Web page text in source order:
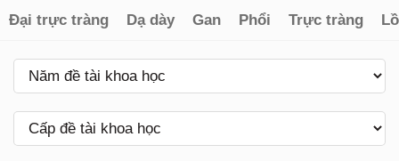
Đại trực tràng Dạ dày Gan Phổi Trực tràng